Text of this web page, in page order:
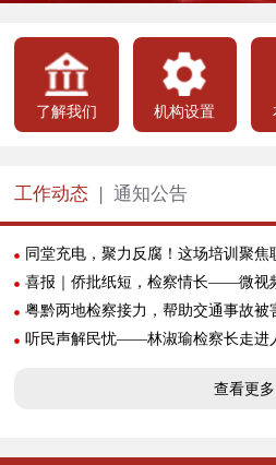
了解我们 机构设置
工作动态 | 通知公告
同堂充电，聚力反腐！这场培训聚焦
喜报｜侨批纸短，检察情长——微视频《一程 山水
粤黔两地检察接力，帮助交通事故被
听民声解民忧——林淑瑜检察长走进人大
查看更多